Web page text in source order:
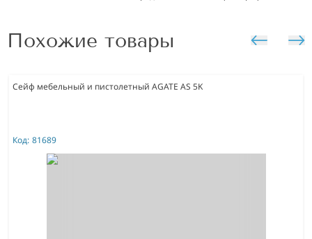
Похожие товары
Сейф мебельный и пистолетный AGATE AS 5K
Код: 81689